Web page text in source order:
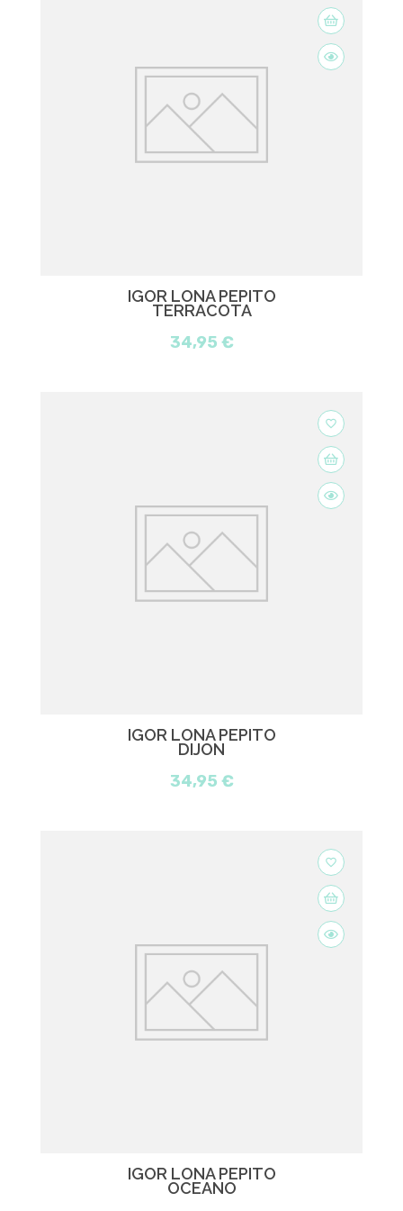
IGOR LONA PEPITO
TERRACOTA
34,95 €
favorite_border
IGOR LONA PEPITO
DIJON
34,95 €
favorite_border
IGOR LONA PEPITO
OCEANO